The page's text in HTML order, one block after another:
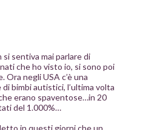
sentiva mai parlare di
che ho visto io, si sono poi
Ora negli USA c’è una
bimbi autistici, l’ultima volta
erano spaventose…in 20
del 1.000%…
in questi giorni che un